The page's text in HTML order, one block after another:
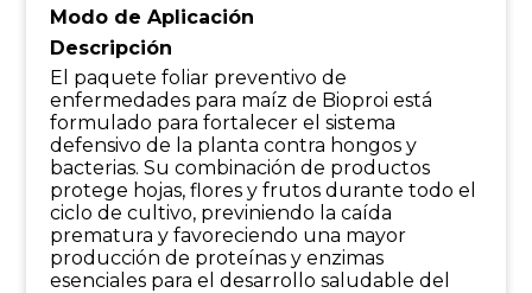
Modo de Aplicación
Descripción
El paquete foliar preventivo de
enfermedades para maíz de Bioproi está
formulado para fortalecer el sistema
defensivo de la planta contra hongos y
bacterias. Su combinación de productos
protege hojas, flores y frutos durante todo el
ciclo de cultivo, previniendo la caída
prematura y favoreciendo una mayor
producción de proteínas y enzimas
esenciales para el desarrollo saludable del